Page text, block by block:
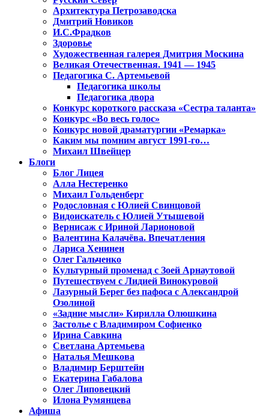
Архитектура Петрозаводска
Дмитрий Новиков
И.С.Фрадков
Здоровье
Художественная галерея Дмитрия Москина
Великая Отечественная. 1941 — 1945
Педагогика С. Артемьевой
Педагогика школы
Педагогика двора
Конкурс короткого рассказа «Сестра таланта»
Конкурс «Во весь голос»
Конкурс новой драматургии «Ремарка»
Каким мы помним август 1991-го…
Михаил Швейцер
Блоги
Блог Лицея
Алла Нестеренко
Михаил Гольденберг
Родословная с Юлией Свинцовой
Видоискатель с Юлией Утышевой
Вернисаж с Ириной Ларионовой
Валентина Калачёва. Впечатления
Лариса Хенинен
Олег Гальченко
Культурный променад с Зоей Арнаутовой
Путешествуем с Лидией Винокуровой
Лазурный Берег без пафоса с Александрой
Озолиной
«Задние мысли» Кирилла Олюшкина
Застолье с Владимиром Софиенко
Ирина Савкина
Светлана Артемьева
Наталья Мешкова
Владимир Берштейн
Екатерина Габалова
Олег Липовецкий
Илона Румянцева
Афиша